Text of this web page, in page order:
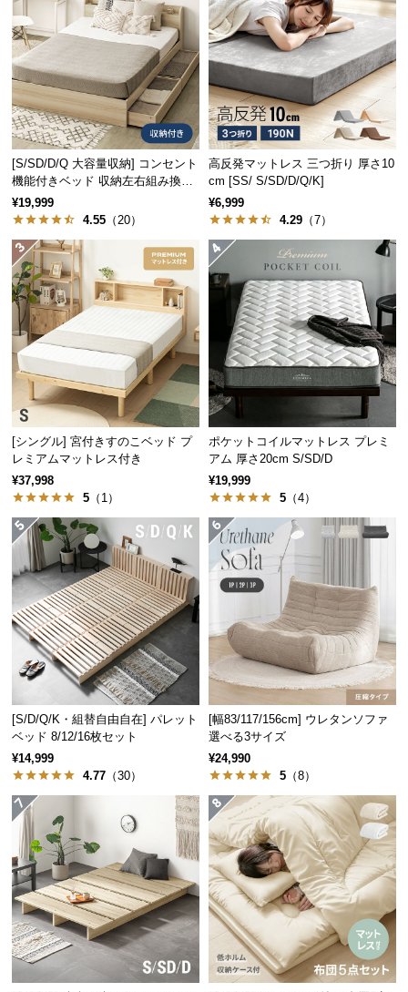
型
商
品
の
配
送
に
つ
い
て
小
型
商
品
の
送
に
つ
い
梱
設
置
サ
ー
ビ
ス
に
い
て
入
路
に
つ
い
て
[S/SD/D/Q 大容量収納] コンセント
機能付きベッド 収納左右組み換え
可能
¥19,999
4.55 （20）
高反発マットレス 三つ折り 厚さ10
cm [SS/ S/SD/D/Q/K]
¥6,999
4.29 （7）
[シングル] 宮付きすのこベッド プ
レミアムマットレス付き
¥37,998
5 （1）
ポケットコイルマットレス プレミ
アム 厚さ20cm S/SD/D
¥19,999
5 （4）
[S/D/Q/K・組替自由自在] パレット
ベッド 8/12/16枚セット
¥14,999
4.77 （30）
[幅83/117/156cm] ウレタンソファ
選べる3サイズ
¥24,990
5 （8）